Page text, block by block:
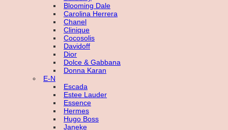
Blooming Dale
Carolina Herrera
Chanel
Clinique
Cocosolis
Davidoff
Dior
Dolce & Gabbana
Donna Karan
E-N
Escada
Estee Lauder
Essence
Hermes
Hugo Boss
Janeke